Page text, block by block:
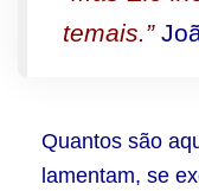
temais.”
Quantos são
lamentam, se